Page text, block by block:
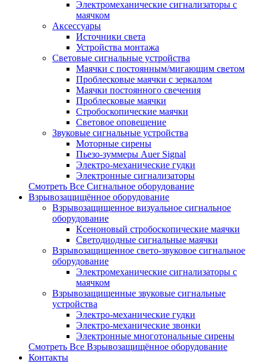
Электромеханические сигнализаторы с
маячком
Аксессуары
Источники света
Устройства монтажа
Световые сигнальные устройства
Маячки с постоянным/мигающим светом
Проблесковые маячки с зеркалом
Маячки постоянного свечения
Проблесковые маячки
Стробоскопические маячки
Световое оповещение
Звуковые сигнальные устройства
Моторные сирены
Пьезо-зуммеры Auer Signal
Электро-механические гудки
Электронные сигнализаторы
Смотреть Все Сигнальное оборудование
Взрывозащищённое оборудование
Взрывозащищенное визуальное сигнальное
оборудование
Ксеноновый стробоскопические маячки
Светодиодные сигнальные маячки
Взрывозащищенное свето-звуковое сигнальное
оборудование
Электромеханические сигнализаторы с
маячком
Взрывозащищенные звуковые сигнальные
устройства
Электро-механические гудки
Электро-механические звонки
Электронные многотональные сирены
Смотреть Все Взрывозащищённое оборудование
Контакты